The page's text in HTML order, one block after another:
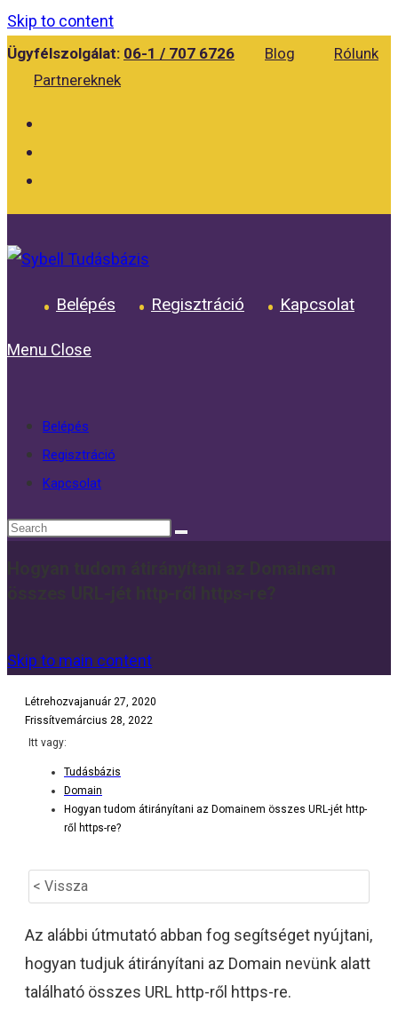
Skip to content
Ügyfélszolgálat: 06-1 / 707 6726 Blog
Rólunk
Partnereknek
Belépés Regisztráció Kapcsolat
Menu Close
Belépés
Regisztráció
Kapcsolat
Skip to main content
Létrehozvajanuár 27, 2020
Frissítvemárcius 28, 2022
Itt vagy:
Tudásbázis
Domain
Hogyan tudom átirányítani az Domainem összes URL-jét http-
ről https-re?
< Vissza
Az alábbi útmutató abban fog segítséget nyújtani,
hogyan tudjuk átirányítani az Domain nevünk alatt
található összes URL http-ről https-re.